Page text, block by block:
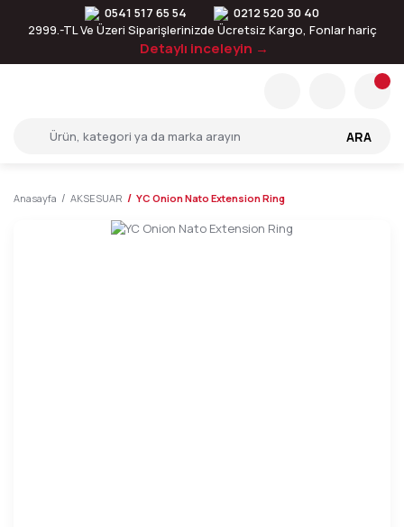
0541 517 65 54
0212 520 30 40
2999.-TL Ve Üzeri Siparişlerinizde Ücretsiz Kargo, Fonlar hariç
Detaylı inceleyin →
ARA
Anasayfa AKSESUAR YC Onion Nato Extension Ring